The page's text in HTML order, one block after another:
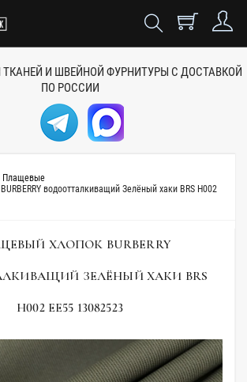
ТКАНЕЙ И ШВЕЙНОЙ ФУРНИТУРЫ С ДОСТАВКОЙ
ПО РОССИИ
Плащевые
водоотталкиващий Зелёный хаки BRS H002
ХЛОПОК BURBERRY
ЗЕЛЁНЫЙ ХАКИ BRS
H002 EE55 13082523